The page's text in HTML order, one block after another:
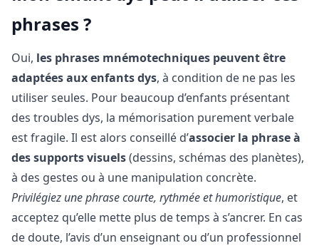
phrases ?
Oui, les phrases mnémotechniques peuvent être
adaptées aux enfants dys, à condition de ne pas les
utiliser seules. Pour beaucoup d’enfants présentant
des troubles dys, la mémorisation purement verbale
est fragile. Il est alors conseillé d’associer la phrase à
des supports visuels(dessins, schémas des planètes),
à des gestes ou à une manipulation concrète.
Privilégiez une phrase courte, rythmée et humoristique, et
acceptez qu’elle mette plus de temps à s’ancrer. En cas
de doute, l’avis d’un enseignant ou d’un professionnel